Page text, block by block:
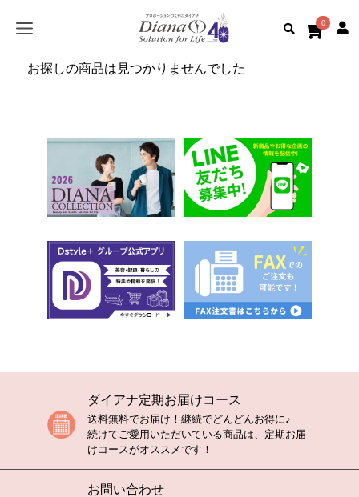
0
お探しの商品は見つかりませんでした
ダイアナ定期お届けコース
送料無料でお届け！継続でどんどんお得に♪
続けてご愛用いただいている商品は、定期お届
けコースがオススメです！
お問い合わせ